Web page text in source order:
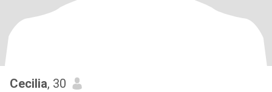
Cecilia, 30